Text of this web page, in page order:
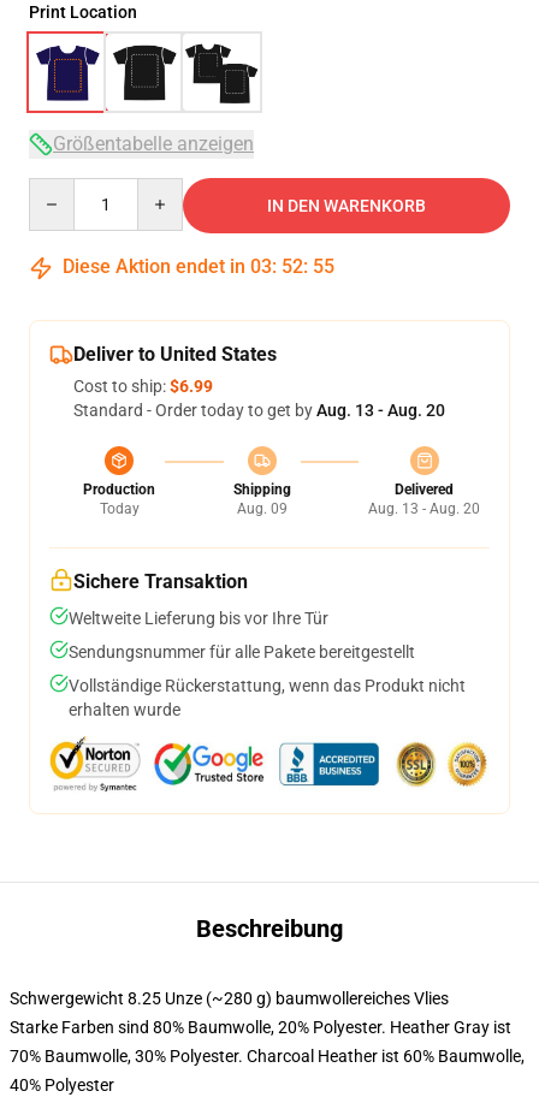
Print Location
Größentabelle anzeigen
IN DEN WARENKORB
Diese Aktion endet in 03: 52: 54
Deliver to United States
Cost to ship:$6.99
Standard - Order today to get byAug. 13 - Aug. 20
Production
Today
Shipping
Aug. 09
Delivered
Aug. 13 - Aug. 20
Sichere Transaktion
Weltweite Lieferung bis vor Ihre Tür
Sendungsnummer für alle Pakete bereitgestellt
Vollständige Rückerstattung, wenn das Produkt nicht
erhalten wurde
Beschreibung
Schwergewicht 8.25 Unze (~280 g) baumwollereiches Vlies
Starke Farben sind 80% Baumwolle, 20% Polyester. Heather Gray ist
70% Baumwolle, 30% Polyester. Charcoal Heather ist 60% Baumwolle,
40% Polyester